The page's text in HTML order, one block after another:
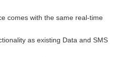
comes with the same real-time
as existing Data and SMS